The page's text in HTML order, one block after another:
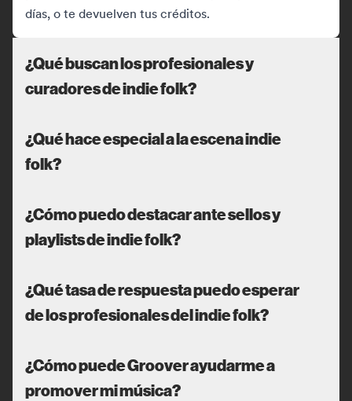
días, o te devuelven tus créditos.
¿Qué buscan los profesionales y
curadores de indie folk?
¿Qué hace especial a la escena indie
folk?
¿Cómo puedo destacar ante sellos y
playlists de indie folk?
¿Qué tasa de respuesta puedo esperar
de los profesionales del indie folk?
¿Cómo puede Groover ayudarme a
promover mi música?